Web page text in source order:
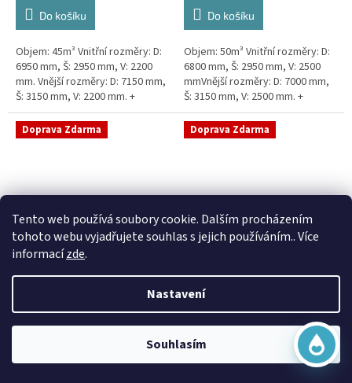
Tento web používá soubory cookie. Dalším procházením
tohoto webu vyjadřujete souhlas s jejich používáním.. Více
informacízde.
Nastavení
Souhlasím
5,0
hvězdiček.
Do košíku
Objem: 45m³ Vnitřní rozměry: D:
6950 mm, Š: 2950 mm, V: 2200
mm. Vnější rozměry: D: 7150 mm,
Š: 3150 mm, V: 2200 mm. +
komínek Běžná doba dodání 2-3
týdny od objednávky....
5,0
hvězdiček.
Do košíku
Objem: 50m³ Vnitřní rozměry: D:
6800 mm, Š: 2950 mm, V: 2500
mmVnější rozměry: D: 7000 mm,
Š: 3150 mm, V: 2500 mm. +
komínek Běžná doba dodání 2-3
týdny od objednávky. Rozměry...
Doprava Zdarma
Sací šachta samonosná
hodnocení
5,0
20 790 Kč bez DPH
Doprava Zdarma
Skladem
15 390 Kč bez DPH
Online
Začít konverzaci